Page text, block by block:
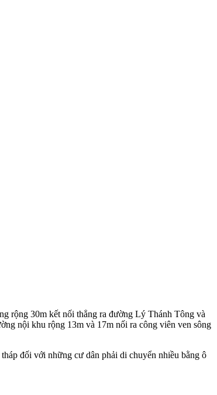
rộng 30m kết nối thẳng ra đường Lý Thánh Tông và
nội khu rộng 13m và 17m nối ra công viên ven sông
đối với những cư dân phải di chuyển nhiều bằng ô